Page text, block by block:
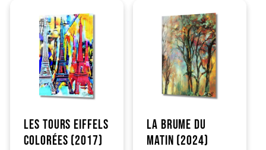
Les tours Eiffels
colorées (2017)
La brume du
matin (2024)